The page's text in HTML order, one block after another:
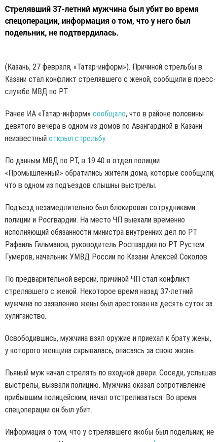
Стрелявший 37-летний мужчина был убит во время
спецоперации, информация о том, что у него был
подельник, не подтвердилась.
(Казань, 27 февраля, «Татар-информ»). Причиной стрельбы в
Казани стал конфликт стрелявшего с женой, сообщили в пресс-
службе МВД по РТ.
Ранее ИА «Татар-информ» сообщало, что в районе половины
девятого вечера в одном из домов по Авангардной в Казани
неизвестный открыл стрельбу.
По данным МВД по РТ, в 19.40 в отдел полиции
«Промышленный» обратились жители дома, которые сообщили,
что в одном из подъездов слышны выстрелы.
Подъезд незамедлительно был блокирован сотрудниками
полиции и Росгвардии. На место ЧП выехали временно
исполняющий обязанности министра внутренних дел по РТ
Рафаиль Гильманов, руководитель Росгвардии по РТ Рустем
Гумеров, начальник УМВД России по Казани Алексей Соколов.
По предварительной версии, причиной ЧП стал конфликт
стрелявшего с женой. Некоторое время назад 37-летний
мужчина по заявлению жены был арестован на десять суток за
хулиганство.
Освободившись, мужчина взял оружие и приехал к брату жены,
у которого женщина скрывалась, опасаясь за свою жизнь.
Пьяный муж начал стрелять по входной двери. Соседи, услышав
выстрелы, вызвали полицию. Мужчина оказал сопротивление
прибывшим полицейским, начал отстреливаться. Во время
спецоперации он был убит.
Информация о том, что у стрелявшего якобы был подельник, не